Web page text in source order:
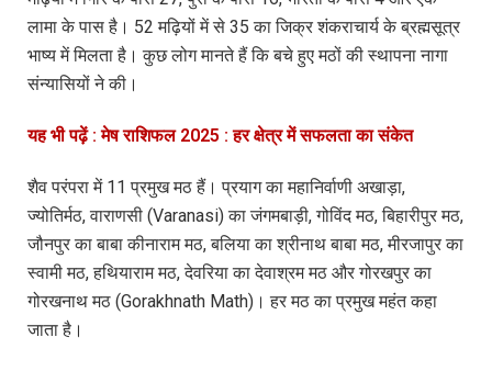
लामा के पास है। 52 मढ़ियों में से 35 का जिक्र शंकराचार्य के ब्रह्मसूत्र
भाष्य में मिलता है। कुछ लोग मानते हैं कि बचे हुए मठों की स्थापना नागा
संन्यासियों ने की।
यह भी पढ़ें : मेष राशिफल 2025 : हर क्षेत्र में सफलता का संकेत
शैव परंपरा में 11 प्रमुख मठ हैं। प्रयाग का महानिर्वाणी अखाड़ा,
ज्योतिर्मठ, वाराणसी (Varanasi) का जंगमबाड़ी, गोविंद मठ, बिहारीपुर मठ,
जौनपुर का बाबा कीनाराम मठ, बलिया का श्रीनाथ बाबा मठ, मीरजापुर का
स्वामी मठ, हथियाराम मठ, देवरिया का देवाश्रम मठ और गोरखपुर का
गोरखनाथ मठ (Gorakhnath Math)। हर मठ का प्रमुख महंत कहा
जाता है।